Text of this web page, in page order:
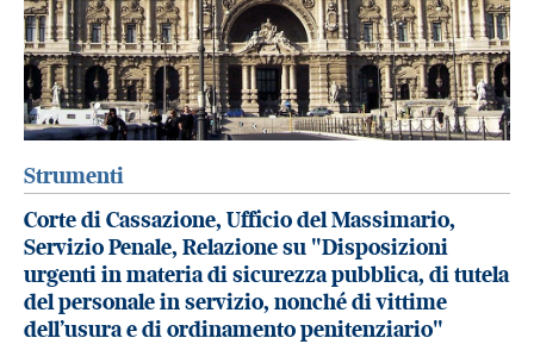
Strumenti
Corte di Cassazione, Ufficio del Massimario,
Servizio Penale, Relazione su "Disposizioni
urgenti in materia di sicurezza pubblica, di tutela
del personale in servizio, nonché di vittime
dell’usura e di ordinamento penitenziario"